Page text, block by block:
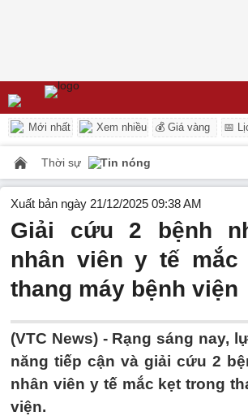
Mới nhất Xem nhiều 💰 Giá vàng 📅
Thời sự Tin nóng
Xuất bản ngày 21/12/2025 09:38 AM
Giải cứu 2 bệnh
nhân viên y tế mắc
thang máy bệnh viện
(VTC News) - Rạng sáng nay,
năng tiếp cận và giải cứu 2
nhân viên y tế mắc kẹt trong
viện.